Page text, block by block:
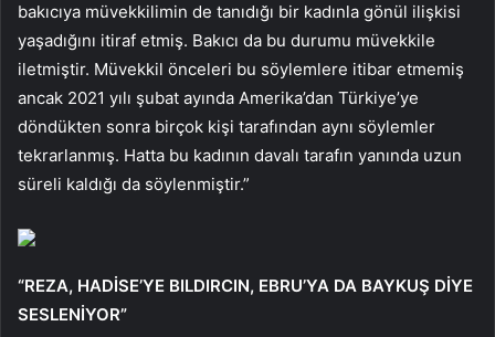
bakıcıya müvekkilimin de tanıdığı bir kadınla gönül ilişkisi
yaşadığını itiraf etmiş. Bakıcı da bu durumu müvekkile
iletmiştir. Müvekkil önceleri bu söylemlere itibar etmemiş
ancak 2021 yılı şubat ayında Amerika’dan Türkiye’ye
döndükten sonra birçok kişi tarafından aynı söylemler
tekrarlanmış. Hatta bu kadının davalı tarafın yanında uzun
süreli kaldığı da söylenmiştir.”
“REZA, HADİSE’YE BILDIRCIN, EBRU’YA DA BAYKUŞ DİYE
SESLENİYOR”